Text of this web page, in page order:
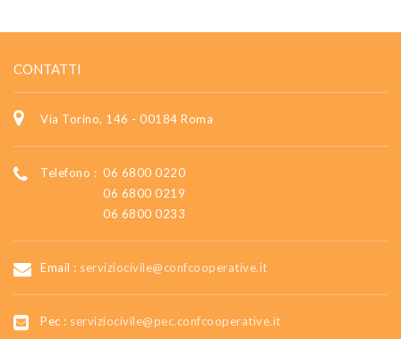
CONTATTI
Via Torino, 146 - 00184 Roma
Telefono : 06 6800 0220
06 6800 0219
06 6800 0233
Email : serviziocivile@confcooperative.it
Pec : serviziocivile@pec.confcooperative.it